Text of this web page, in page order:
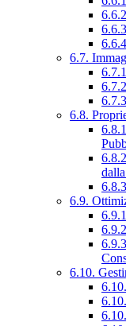
6.7.
6.8.
6.9.
6.10.